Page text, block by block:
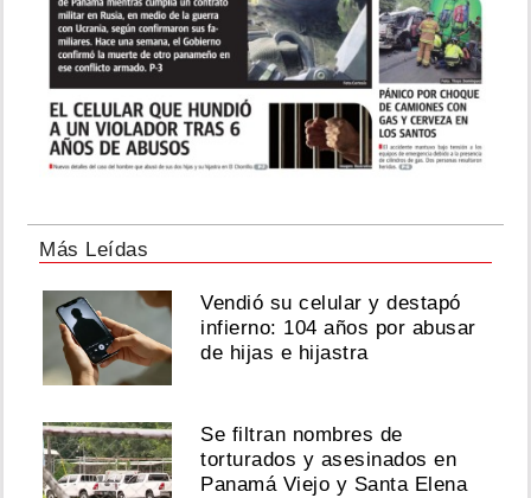
Más Leídas
Vendió su celular y destapó
infierno: 104 años por abusar
de hijas e hijastra
Se filtran nombres de
torturados y asesinados en
Panamá Viejo y Santa Elena